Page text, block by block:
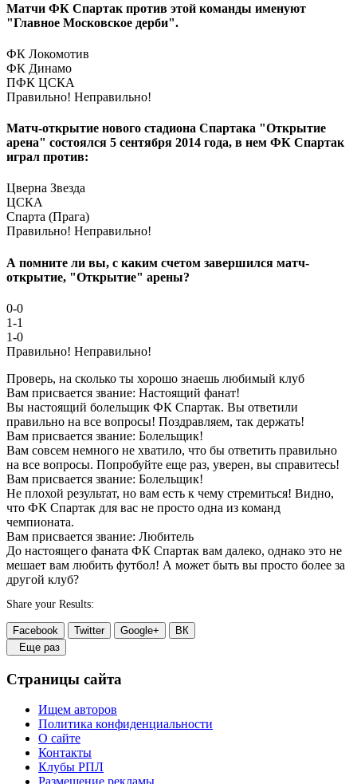
Матчи ФК Спартак против этой команды именуют
"Главное Московское дерби".
ФК Локомотив
ФК Динамо
ПФК ЦСКА
Правильно! Неправильно!
Матч-открытие нового стадиона Спартака "Открытие
арена" состоялся 5 сентября 2014 года, в нем ФК Спартак
играл против:
Цверна Звезда
ЦСКА
Спарта (Прага)
Правильно! Неправильно!
А помните ли вы, с каким счетом завершился матч-
открытие, "Открытие" арены?
0-0
1-1
1-0
Правильно! Неправильно!
Проверь, на сколько ты хорошо знаешь любимый клуб
Вам присвается звание: Настоящий фанат!
Вы настоящий болельщик ФК Спартак. Вы ответили
правильно на все вопросы! Поздравляем, так держать!
Вам присвается звание: Болельщик!
Вам совсем немного не хватило, что бы ответить правильно
на все вопросы. Попробуйте еще раз, уверен, вы справитесь!
Вам присвается звание: Болельщик!
Не плохой результат, но вам есть к чему стремиться! Видно,
что ФК Спартак для вас не просто одна из команд
чемпионата.
Вам присвается звание: Любитель
До настоящего фаната ФК Спартак вам далеко, однако это не
мешает вам любить футбол! А может быть вы просто более за
другой клуб?
Share your Results:
Facebook Twitter Google+
ВК
Еще раз
Страницы сайта
Ищем авторов
Политика конфиденциальности
О сайте
Контакты
Клубы РПЛ